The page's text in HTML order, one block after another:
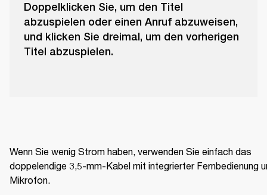
Doppelklicken Sie, um den Titel
abzuspielen oder einen Anruf abzuweisen,
und klicken Sie dreimal, um den vorherigen
Titel abzuspielen.
Wenn Sie wenig Strom haben, verwenden Sie einfach das
doppelendige 3,5-mm-Kabel mit integrierter Fernbedienung
Mikrofon.